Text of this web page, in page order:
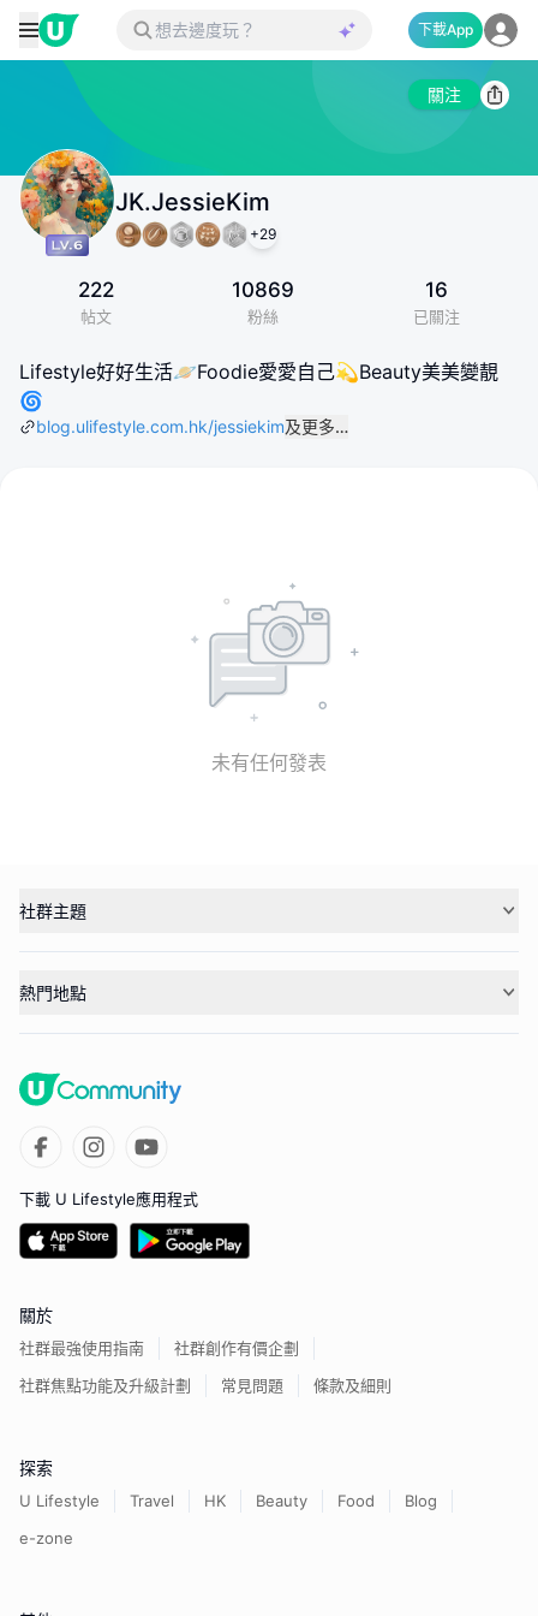
下載App
關注
JK.JessieKim
+29
222
帖文
10869
粉絲
16
已關注
Lifestyle好好生活🪐Foodie愛愛自己💫Beauty美美變靚
🌀
blog.ulifestyle.com.hk/jessiekim及更多…
未有任何發表
社群主題
熱門地點
下載 U Lifestyle應用程式
關於
社群最強使用指南
社群創作有價企劃
社群焦點功能及升級計劃
常見問題 條款及細則
探索
U Lifestyle Travel HK Beauty Food
Blog
e-zone